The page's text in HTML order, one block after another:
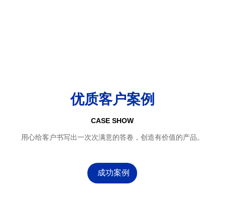
优质客户案例
CASE SHOW
用心给客户书写出一次次满意的答卷，创造有价值的产品。
成功案例